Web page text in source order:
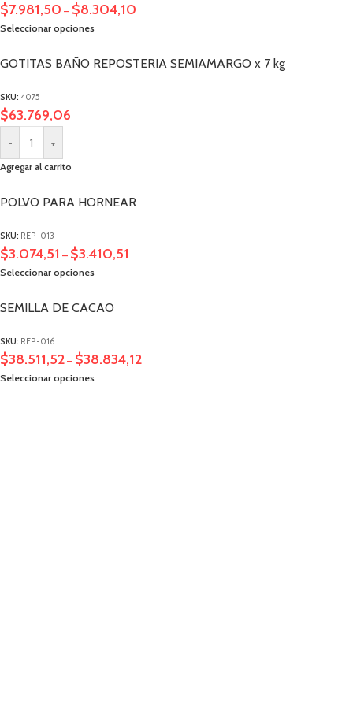
$7.981,50 – $8.304,10
Seleccionar opciones
GOTITAS BAÑO REPOSTERIA SEMIAMARGO x 7 kg
SKU: 4075
$63.769,06
- +
Agregar al carrito
POLVO PARA HORNEAR
SKU: REP-013
$3.074,51 – $3.410,51
Seleccionar opciones
SEMILLA DE CACAO
SKU: REP-016
$38.511,52 – $38.834,12
Seleccionar opciones